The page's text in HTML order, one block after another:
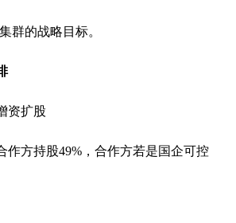
群的战略目标。
资扩股
作方持股49%，合作方若是国企可控